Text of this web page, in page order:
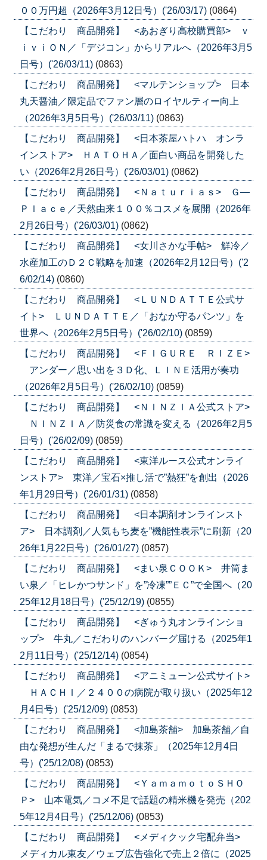
００万円超（2026年3月12日号）('26/03/17) (0864)
【こだわり 商品開発】 <あおぎり高校購買部> ｖ
ｉｖｉＯＮ／「デジコン」からリアルへ（2026年3月5
日号）('26/03/11) (0863)
【こだわり 商品開発】 <マルテンショップ> 日本
丸天醤油／限定品でファン層のロイヤルティー向上
（2026年3月5日号）('26/03/11) (0863)
【こだわり 商品開発】 <日本茶屋ハトハ オンラ
インストア> ＨＡＴＯＨＡ／面白い商品を開発した
い（2026年2月26日号）('26/03/01) (0862)
【こだわり 商品開発】 <Ｎａｔｕｒｉａｓ> Ｇ―
Ｐｌａｃｅ／天然由来１００％コスメを展開（2026年
2月26日号）('26/03/01) (0862)
【こだわり 商品開発】 <女川さかな手帖> 鮮冷／
水産加工のＤ２Ｃ戦略を加速（2026年2月12日号）('2
6/02/14) (0860)
【こだわり 商品開発】 <ＬＵＮＤＡＴＴＥ公式サ
イト> ＬＵＮＤＡＴＴＥ／「おなか守るパンツ」を
世界へ（2026年2月5日号）('26/02/10) (0859)
【こだわり 商品開発】 <ＦＩＧＵＲＥ ＲＩＺＥ>
アンダー／思い出を３Ｄ化、ＬＩＮＥ活用が奏功
（2026年2月5日号）('26/02/10) (0859)
【こだわり 商品開発】 <ＮＩＮＺＩＡ公式ストア>
ＮＩＮＺＩＡ／防災食の常識を変える（2026年2月5
日号）('26/02/09) (0859)
【こだわり 商品開発】 <東洋ルース公式オンライ
ンストア> 東洋／宝石×推し活で”熱狂”を創出（2026
年1月29日号）('26/01/31) (0858)
【こだわり 商品開発】 <日本調剤オンラインスト
ア> 日本調剤／人気もち麦を”機能性表示”に刷新（20
26年1月22日号）('26/01/27) (0857)
【こだわり 商品開発】 <まい泉ＣＯＯＫ> 井筒ま
い泉／「ヒレかつサンド」を”冷凍””ＥＣ”で全国へ（20
25年12月18日号）('25/12/19) (0855)
【こだわり 商品開発】 <ぎゅう丸オンラインショ
ップ> 牛丸／こだわりのハンバーグ届ける（2025年1
2月11日号）('25/12/14) (0854)
【こだわり 商品開発】 <アニミューン公式サイト>
ＨＡＣＨＩ／２４００の病院が取り扱い（2025年12
月4日号）('25/12/09) (0853)
【こだわり 商品開発】 <加島茶舗> 加島茶舗／自
由な発想が生んだ「まるで抹茶」（2025年12月4日
号）('25/12/08) (0853)
【こだわり 商品開発】 <ＹａｍａｍｏｔｏＳＨＯ
Ｐ> 山本電気／コメ不足で話題の精米機を発売（202
5年12月4日号）('25/12/06) (0853)
【こだわり 商品開発】 <メディクック宅配弁当>
メディカル東友／ウェブ広告強化で売上２倍に（2025